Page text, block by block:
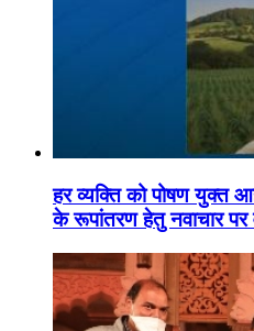
हर व्यक्ति को पोषण युक्त
के रूपांतरण हेतु नवाचार